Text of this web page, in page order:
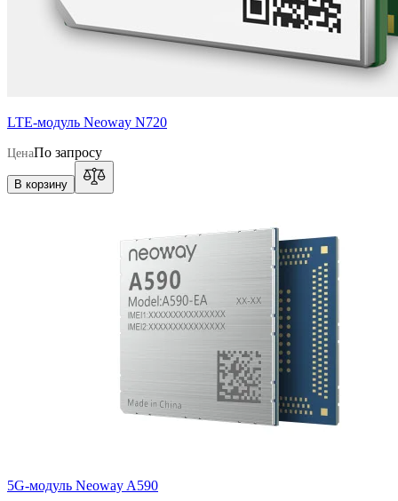
LTE-модуль Neoway N720
ЦенаПо запросу
В корзину
5G-модуль Neoway A590